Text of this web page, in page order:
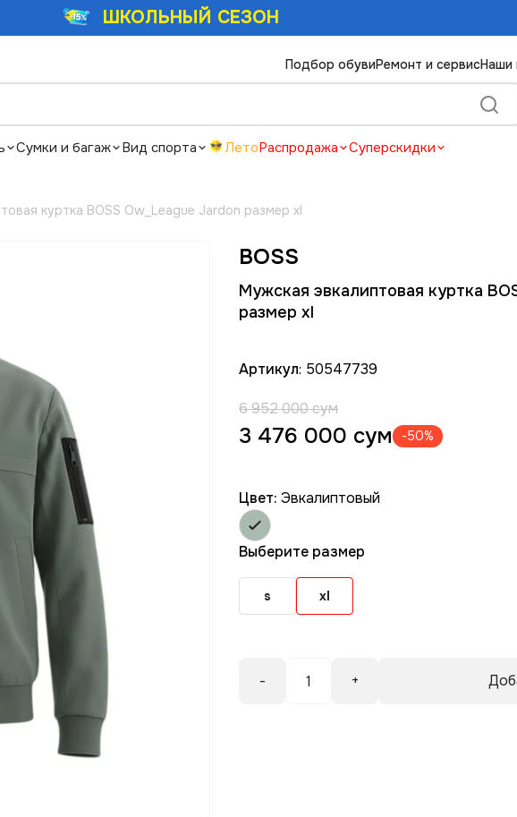
ШКОЛЬНЫЙ СЕЗОН
Подбор обувиРемонт и сервисНаши
Сумки и багаж Вид спорта ЛетоРаспродажа Суперскидки
куртка BOSS Ow_League Jardon размер xl
BOSS
Мужская эвкалиптовая куртка
размер xl
Артикул: 50547739
6 952 000 сум
3 476 000 сум -50%
Цвет:Эвкалиптовый
Выберите размер
s xl
- +